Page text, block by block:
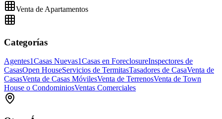
Venta de Apartamentos
Categorías
Agentes1Casas Nuevas1Casas en ForeclosureInspectores de
CasasOpen HouseServicios de TermitasTasadores de CasaVenta de
CasasVenta de Casas MóvilesVenta de TerrenosVenta de Town
House o CondominiosVentas Comerciales